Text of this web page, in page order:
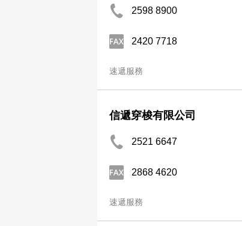
2598 8900
2420 7718
速遞服務
信遞穿梭有限公司
2521 6647
2868 4620
速遞服務